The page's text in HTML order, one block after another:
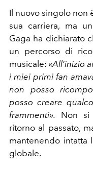
Il nuovo singolo non
sua carriera, ma
Gaga ha dichiarato
un percorso di
musicale: «All’inizio
i miei primi fan
non posso
posso creare
frammenti». Non
ritorno al passato,
mantenendo intatta
globale.